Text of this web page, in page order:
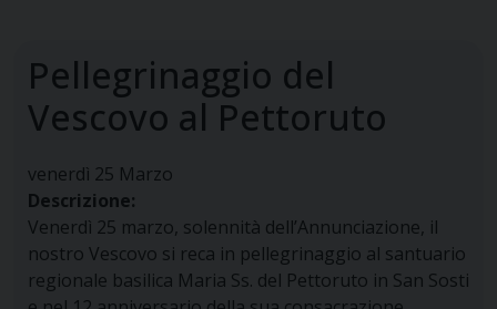
Pellegrinaggio del
Vescovo al Pettoruto
venerdì 25 Marzo
Descrizione:
Venerdì 25 marzo, solennità dell’Annunciazione, il
nostro Vescovo si reca in pellegrinaggio al santuario
regionale basilica Maria Ss. del Pettoruto in San Sosti